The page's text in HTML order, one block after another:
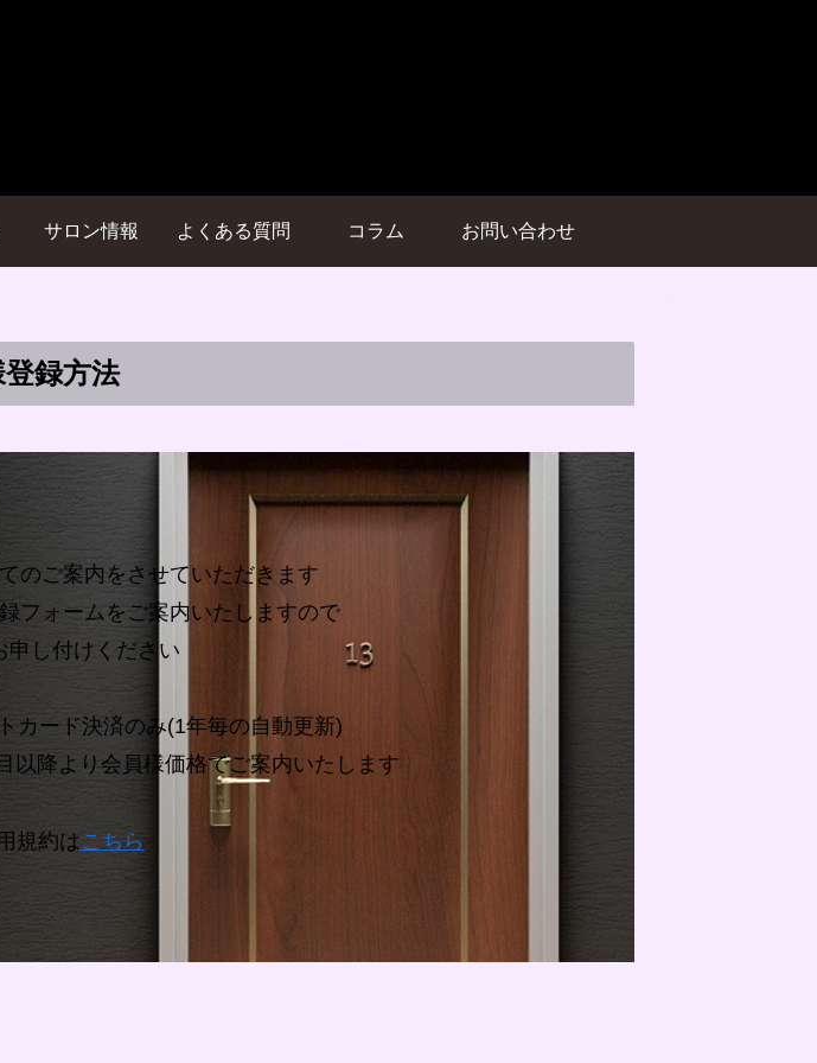
サロン情報 よくある質問 コラム お問い合わせ
録方法
のご案内をさせていただきます
フォームをご案内いたしますので
申し付けください
カード決済のみ(1年毎の自動更新)
以降より会員様価格でご案内いたします
規約は こちら